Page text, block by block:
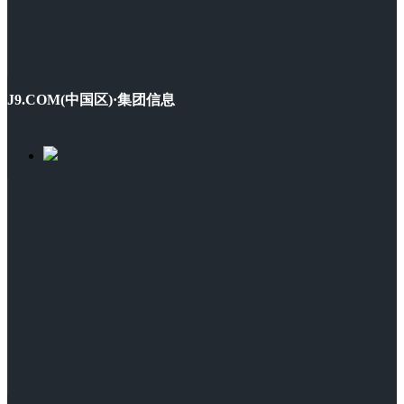
J9.COM(中国区)·集团信息